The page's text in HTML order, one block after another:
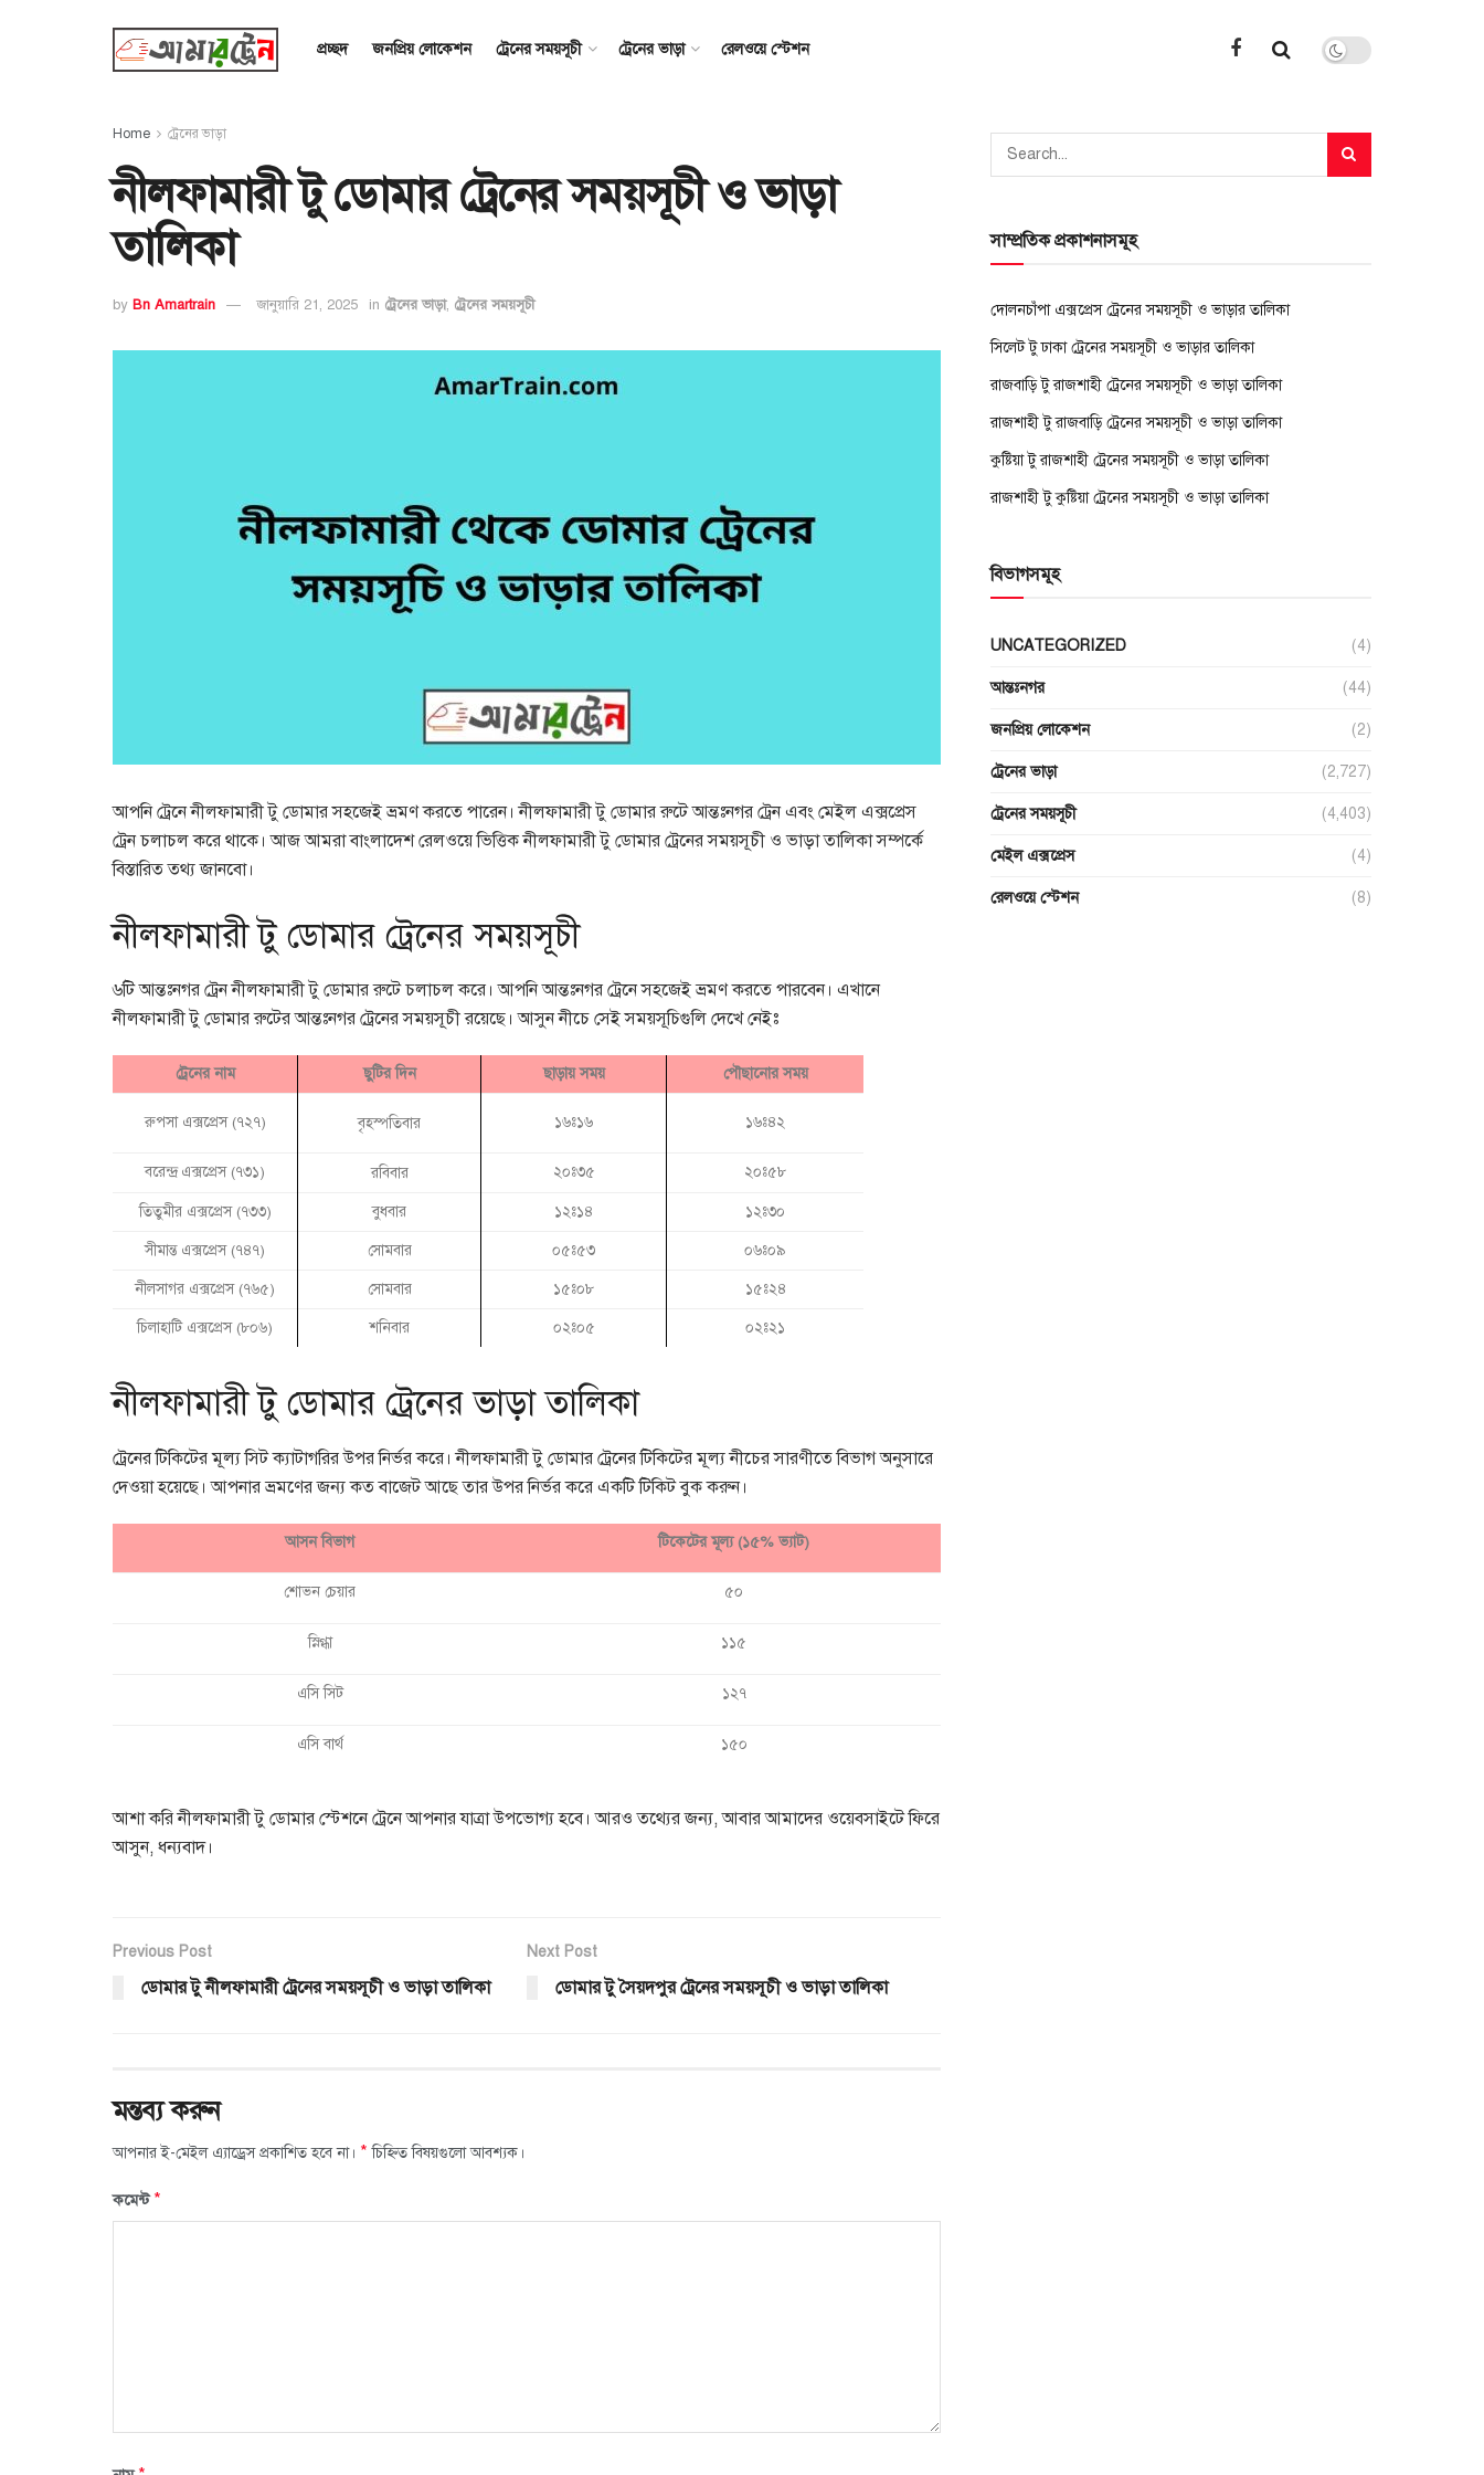
প্রচ্ছদ জনপ্রিয় লোকেশন ট্রেনের সময়সূচী ট্রেনের ভাড়া রেলওয়ে স্টেশন
Home ট্রেনের ভাড়া
নীলফামারী টু ডোমার ট্রেনের সময়সূচী ও ভাড়া
তালিকা
by Bn Amartrain জানুয়ারি 21, 2025 in ট্রেনের ভাড়া, ট্রেনের সময়সূচী
আপনি ট্রেনে নীলফামারী টু ডোমার সহজেই ভ্রমণ করতে পারেন। নীলফামারী টু ডোমার রুটে আন্তঃনগর ট্রেন এবং মেইল এক্সপ্রেস
ট্রেন চলাচল করে থাকে। আজ আমরা বাংলাদেশ রেলওয়ে ভিত্তিক নীলফামারী টু ডোমার ট্রেনের সময়সূচী ও ভাড়া তালিকা সম্পর্কে
বিস্তারিত তথ্য জানবো।
নীলফামারী টু ডোমার ট্রেনের সময়সূচী
৬টি আন্তঃনগর ট্রেন নীলফামারী টু ডোমার রুটে চলাচল করে। আপনি আন্তঃনগর ট্রেনে সহজেই ভ্রমণ করতে পারবেন। এখানে
নীলফামারী টু ডোমার রুটের আন্তঃনগর ট্রেনের সময়সূচী রয়েছে। আসুন নীচে সেই সময়সূচিগুলি দেখে নেইঃ
ট্রেনের নাম ছুটির দিন ছাড়ায় সময় পৌছানোর সময়
রুপসা এক্সপ্রেস (৭২৭) বৃহস্পতিবার ১৬ঃ১৬ ১৬ঃ৪২
বরেন্দ্র এক্সপ্রেস (৭৩১) রবিবার ২০ঃ৩৫ ২০ঃ৫৮
তিতুমীর এক্সপ্রেস (৭৩৩) বুধবার ১২ঃ১৪ ১২ঃ৩০
সীমান্ত এক্সপ্রেস (৭৪৭) সোমবার ০৫ঃ৫৩ ০৬ঃ০৯
নীলসাগর এক্সপ্রেস (৭৬৫) সোমবার ১৫ঃ০৮ ১৫ঃ২৪
চিলাহাটি এক্সপ্রেস (৮০৬) শনিবার ০২ঃ০৫ ০২ঃ২১
নীলফামারী টু ডোমার ট্রেনের ভাড়া তালিকা
ট্রেনের টিকিটের মূল্য সিট ক্যাটাগরির উপর নির্ভর করে। নীলফামারী টু ডোমার ট্রেনের টিকিটের মূল্য নীচের সারণীতে বিভাগ অনুসারে
দেওয়া হয়েছে। আপনার ভ্রমণের জন্য কত বাজেট আছে তার উপর নির্ভর করে একটি টিকিট বুক করুন।
আসন বিভাগ টিকেটের মূল্য (১৫% ভ্যাট)
শোভন চেয়ার ৫০
স্নিগ্ধা ১১৫
এসি সিট ১২৭
এসি বার্থ ১৫০
আশা করি নীলফামারী টু ডোমার স্টেশনে ট্রেনে আপনার যাত্রা উপভোগ্য হবে। আরও তথ্যের জন্য, আবার আমাদের ওয়েবসাইটে ফিরে
আসুন, ধন্যবাদ।
Previous Post
ডোমার টু নীলফামারী ট্রেনের সময়সূচী ও ভাড়া তালিকা
Next Post
ডোমার টু সৈয়দপুর ট্রেনের সময়সূচী ও ভাড়া তালিকা
মন্তব্য করুন
আপনার ই-মেইল এ্যাড্রেস প্রকাশিত হবে না। * চিহ্নিত বিষয়গুলো আবশ্যক।
কমেন্ট*
সাম্প্রতিক প্রকাশনাসমূহ
দোলনচাঁপা এক্সপ্রেস ট্রেনের সময়সূচী ও ভাড়ার তালিকা
সিলেট টু ঢাকা ট্রেনের সময়সূচী ও ভাড়ার তালিকা
রাজবাড়ি টু রাজশাহী ট্রেনের সময়সূচী ও ভাড়া তালিকা
রাজশাহী টু রাজবাড়ি ট্রেনের সময়সূচী ও ভাড়া তালিকা
কুষ্টিয়া টু রাজশাহী ট্রেনের সময়সূচী ও ভাড়া তালিকা
রাজশাহী টু কুষ্টিয়া ট্রেনের সময়সূচী ও ভাড়া তালিকা
বিভাগসমূহ
UNCATEGORIZED (4)
আন্তঃনগর (44)
জনপ্রিয় লোকেশন (2)
ট্রেনের ভাড়া (2,727)
ট্রেনের সময়সূচী (4,403)
মেইল এক্সপ্রেস (4)
রেলওয়ে স্টেশন (8)